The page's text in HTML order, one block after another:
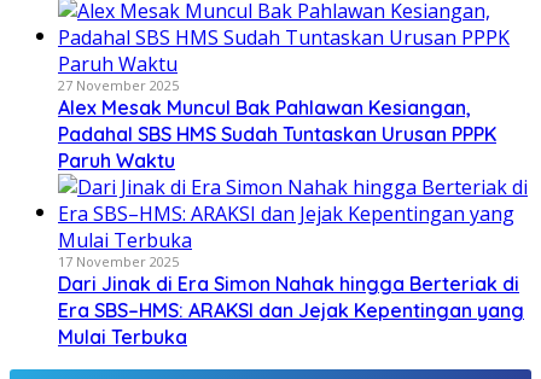
27 November 2025
Alex Mesak Muncul Bak Pahlawan Kesiangan,
Padahal SBS HMS Sudah Tuntaskan Urusan PPPK
Paruh Waktu
17 November 2025
Dari Jinak di Era Simon Nahak hingga Berteriak di
Era SBS–HMS: ARAKSI dan Jejak Kepentingan yang
Mulai Terbuka